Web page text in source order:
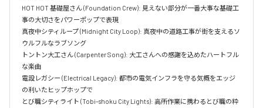
HOT HOT 基礎屋さん (Foundation Crew): 見えない部分が一番大事な基礎工
事の大切さをパワーポップで表現
真夜中シティループ (Midnight City Loop): 真夜中の道路工事が街を支えるソ
ウルフルなラブソング
トントン大工さん (Carpenter Song): 大工さんへの感謝を込めたハートフル
な楽曲
電設レガシー (Electrical Legacy): 都市の電気インフラを守る気概をエッジ
の利いたヒップホップで
とび職シティライト (Tobi-shoku City Lights): 高所作業に携わるとび職の粋